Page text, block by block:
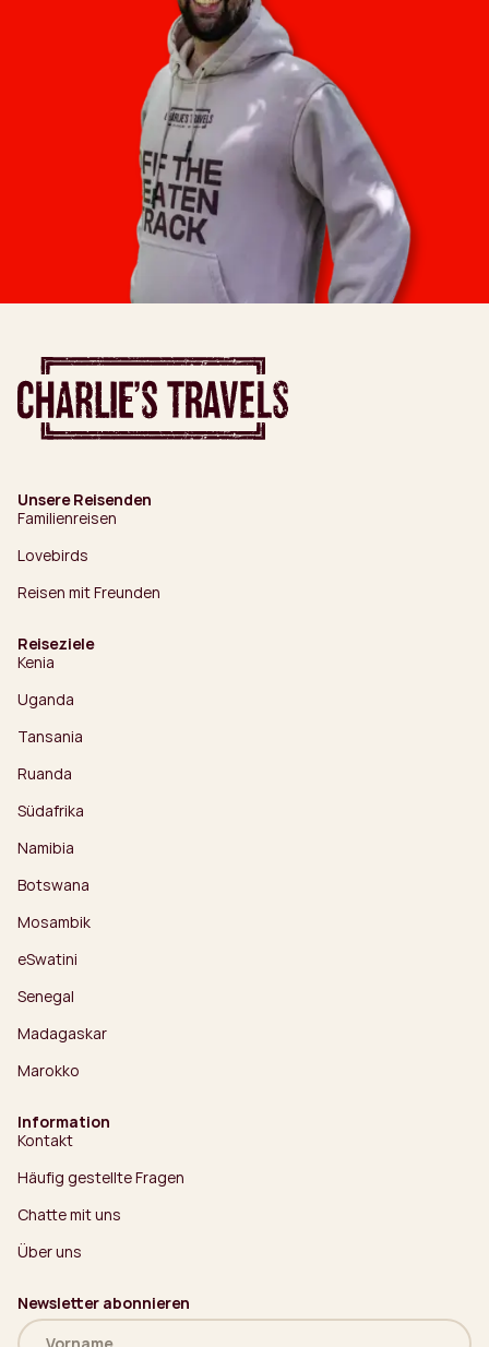
Unsere Reisenden
Familienreisen
Lovebirds
Reisen mit Freunden
Reiseziele
Kenia
Uganda
Tansania
Ruanda
Südafrika
Namibia
Botswana
Mosambik
eSwatini
Senegal
Madagaskar
Marokko
Information
Kontakt
Häufig gestellte Fragen
Chatte mit uns
Über uns
Newsletter abonnieren
Name